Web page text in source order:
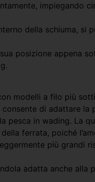
della schiuma,
sua posizione
modelli a filo più
di adattare
pesca in wading. La
ferrata, poiché
più grandi
adatta anche alla